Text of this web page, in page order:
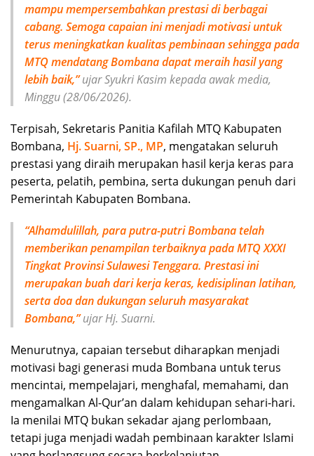
mampu mempersembahkan prestasi di berbagai
cabang. Semoga capaian ini menjadi motivasi untuk
terus meningkatkan kualitas pembinaan sehingga pada
MTQ mendatang Bombana dapat meraih hasil yang
lebih baik,”ujar Syukri Kasim kepada awak media,
Minggu (28/06/2026).
Terpisah, Sekretaris Panitia Kafilah MTQ Kabupaten
Bombana, Hj. Suarni, SP., MP, mengatakan seluruh
prestasi yang diraih merupakan hasil kerja keras para
peserta, pelatih, pembina, serta dukungan penuh dari
Pemerintah Kabupaten Bombana.
“Alhamdulillah, para putra-putri Bombana telah
memberikan penampilan terbaiknya pada MTQ XXXI
Tingkat Provinsi Sulawesi Tenggara. Prestasi ini
merupakan buah dari kerja keras, kedisiplinan latihan,
serta doa dan dukungan seluruh masyarakat
Bombana,”ujar Hj. Suarni.
Menurutnya, capaian tersebut diharapkan menjadi
motivasi bagi generasi muda Bombana untuk terus
mencintai, mempelajari, menghafal, memahami, dan
mengamalkan Al-Qur’an dalam kehidupan sehari-hari.
Ia menilai MTQ bukan sekadar ajang perlombaan,
tetapi juga menjadi wadah pembinaan karakter Islami